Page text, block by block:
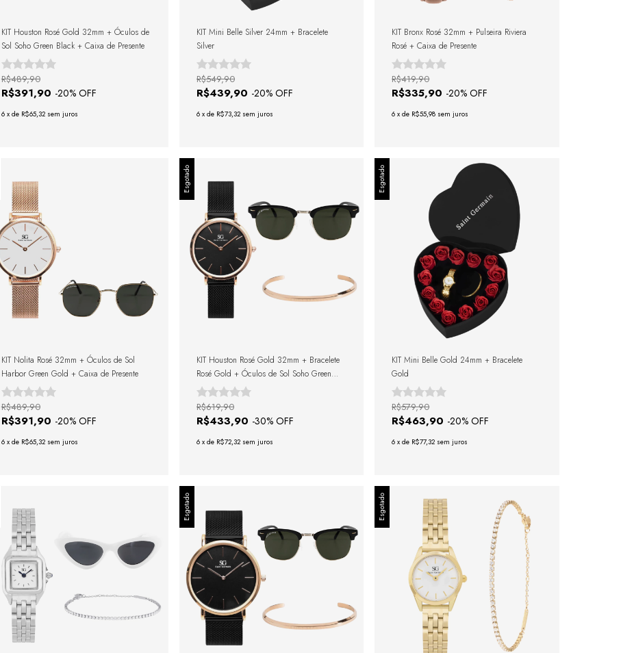
KIT Houston Rosé Gold 32mm + Óculos de
Sol Soho Green Black + Caixa de Presente
R$391,90 -20% OFF
R$489,90
6 x de R$65,32 sem juros
KIT Mini Belle Silver 24mm + Bracelete
Silver
R$439,90 -20% OFF
R$549,90
6 x de R$73,32 sem juros
KIT Bronx Rosé 32mm + Pulseira Riviera
Rosé + Caixa de Presente
R$335,90 -20% OFF
R$419,90
6 xde R$55,98 sem juros
KIT Nolita Rosé 32mm + Óculos de Sol
Harbor Green Gold + Caixa de Presente
R$391,90 -20% OFF
R$489,90
6 x de R$65,32 sem juros
Esgotado
KIT Houston Rosé Gold 32mm + Bracelete
Rosé Gold + Óculos de Sol Soho Green
Black + Caixa de Presente
R$433,90 -30% OFF
R$619,90
6 x de R$72,32 sem juros
Esgotado
KIT Mini Belle Gold 24mm + Bracelete
Gold
R$463,90 -20% OFF
R$579,90
6 xde R$77,32 sem juros
Esgotado Esgotado